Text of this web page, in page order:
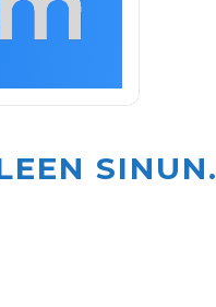
SINUN.